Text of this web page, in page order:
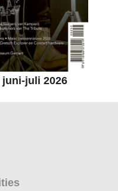
juli 2026